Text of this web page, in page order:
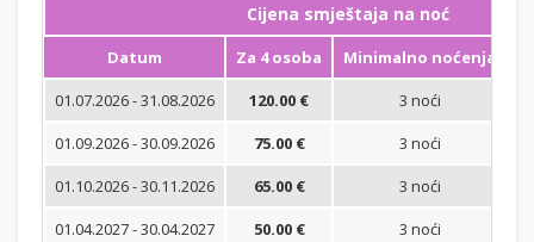
Cijena smještaja na noć
Datum Za 4 osoba
Minimalno noćenja
01.07.2026 - 31.08.2026
120.00 € 3 noći
01.09.2026 - 30.09.2026
75.00 € 3 noći
01.10.2026 - 30.11.2026
65.00 € 3 noći
01.04.2027 - 30.04.2027
50.00 € 3 noći